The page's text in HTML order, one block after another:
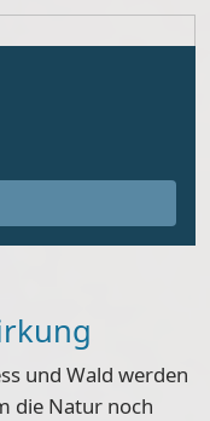
und Wald werden
die Natur noch